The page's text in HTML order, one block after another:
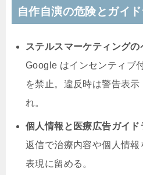
自作自演の危険とガイ
ステルスマーケティングの
Google はインセンティブ
を禁止。違反時は警告表
れ。
個人情報と医療広告ガイド
返信で治療内容や個人情
表現に留める。